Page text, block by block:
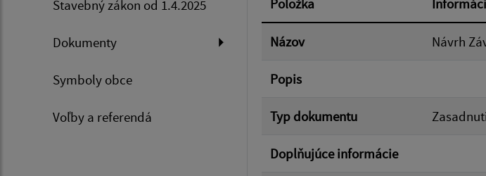
Stavebný zákon od 1.4.2025
Dokumenty
Symboly obce
Voľby a referendá
Položka
Názov Návrh
Popis
Typ dokumentu
Doplňujúce informácie